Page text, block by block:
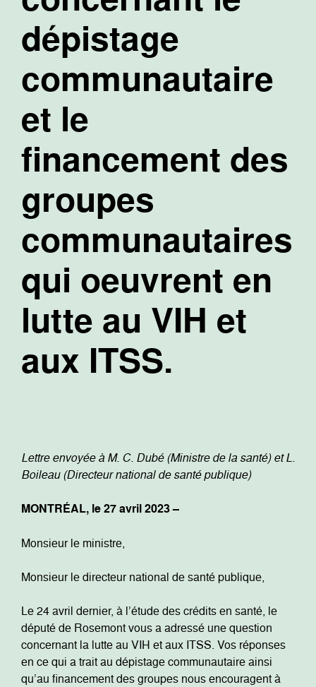
dépistage
communautaire
et le
financement des
groupes
communautaires
qui oeuvrent en
lutte au VIH et
aux ITSS.
Lettre envoyée à M. C. Dubé (Ministre de la santé) et L.
Boileau (Directeur national de santé publique)
MONTRÉAL, le 27 avril 2023 –
Monsieur le ministre,
Monsieur le directeur national de santé publique,
Le 24 avril dernier, à l’étude des crédits en santé, le
député de Rosemont vous a adressé une question
concernant la lutte au VIH et aux ITSS. Vos réponses
en ce qui a trait au dépistage communautaire ainsi
qu’au financement des groupes nous encouragent à